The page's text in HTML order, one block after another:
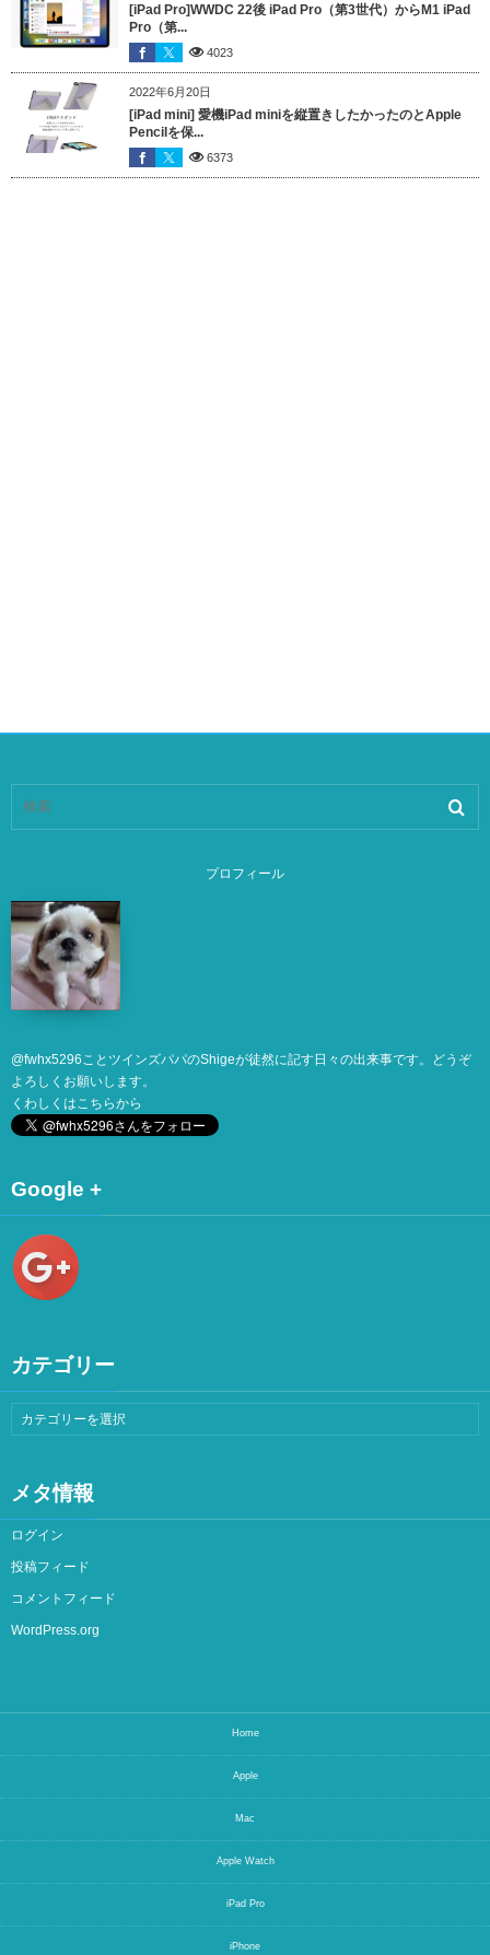
[iPad Pro]WWDC 22後 iPad Pro（第3世代）からM1 iPad
Pro（第...
4023
2022年6月20日
[iPad mini] 愛機iPad miniを縦置きしたかったのとApple
Pencilを保...
6373
プロフィール
@fwhx5296 ことツインズパパのShigeが徒然に記す日々の出来事です。どうぞ
よろしくお願いします。
くわしくは こちらから
Google +
カテゴリー
メタ情報
ログイン
投稿フィード
コメントフィード
WordPress.org
Home
Apple
Mac
Apple Watch
iPad Pro
iPhone